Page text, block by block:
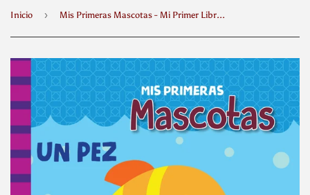
Inicio › Mis Primeras Mascotas - Mi Primer Libro Divertido